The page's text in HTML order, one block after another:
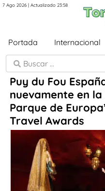
7 Ago 2026 | Actualizado 23:58
Portada Internacional
Puy du Fou
nuevamente en
Parque de
Travel Awards